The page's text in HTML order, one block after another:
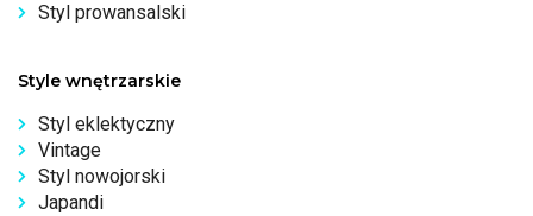
Styl prowansalski
Style wnętrzarskie
Styl eklektyczny
Vintage
Styl nowojorski
Japandi